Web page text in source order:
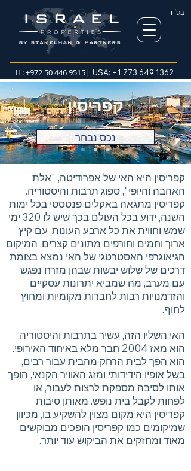
בס"ד
IL:+972 50 446 9515| USA: +1 773 649 1362
קפריסין
נכס נבחר
קפריסין היא האי של אפרודיטה, "אלת
האהבה והיופי", ספוג תרבות והיסטוריה.
קפריסין מתגאה באקלים פנטסטי בכל ימות
השנה, ידוע בכל העולם בכך שיש לו 320 ימי
שמש וחווית את כל ארבע העונות, עם קיץ
ארוך וחמים וחורפים מתונים קצרים. המיקום
הגיאוגרפי האסטרטגי של האי נמצא בצומת
דרכים של שלוש יבשות שבהן מזרח נפגש
עם מערב, מה שמביא יתרונות עסקיים
והזדמנויות רבות לחברות מקומיות ומחוץ
לחוף.
האי השליו הזה, עשיר בתרבות והיסטוריה,
הוא מאז 2004 חבר מלא באיחוד האירופי.
הוא הפך לבית הרחק מהבית עבור רבים,
בשל אופיו הידידותי ומזג האוויר הקנאי, הופך
אותו לסיבה מספקת לרצות לעבור, או
לפחות לקבל בית נופש. מאותן סיבות
קפריסין היא מקום מצוין להשקיע בו, מכיוון
שמיקומים כמו קפריסין הופכים מבוקשים
מאוד ומחזקים את הביקוש עוד יותר.